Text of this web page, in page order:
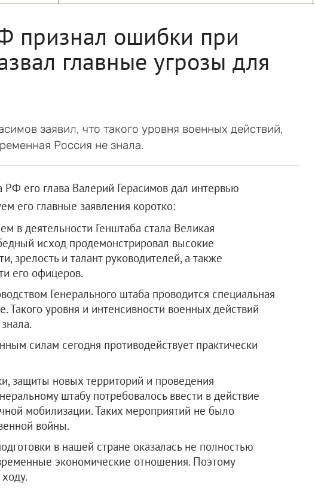
признал ошибки при
главные угрозы для
заявил, что такого уровня военных действий,
Россия не знала.
его глава Валерий Герасимов дал интервью
его главные заявления коротко:
в деятельности Генштаба стала Великая
исход продемонстрировал высокие
зрелость и талант руководителей, а также
его офицеров.
Генерального штаба проводится специальная
Такого уровня и интенсивности военных действий
силам сегодня противодействует практически
защиты новых территорий и проведения
штабу потребовалось ввести в действие
мобилизации. Таких мероприятий не было
войны.
в нашей стране оказалась не полностью
экономические отношения. Поэтому